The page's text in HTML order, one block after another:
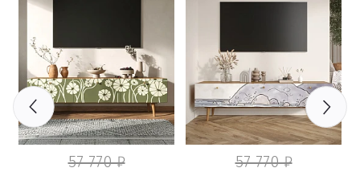
57 770 ₽ 57 770 ₽